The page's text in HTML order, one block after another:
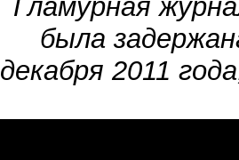
Гламурная
была
декабря 2011